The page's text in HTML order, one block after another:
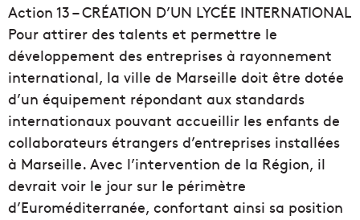
Action 13 – CRÉATION D’UN LYCÉE INTERNATIONAL
Pour attirer des talents et permettre le
développement des entreprises à rayonnement
international, la ville de Marseille doit être dotée
d’un équipement répondant aux standards
internationaux pouvant accueillir les enfants de
collaborateurs étrangers d’entreprises installées
à Marseille. Avec l’intervention de la Région, il
devrait voir le jour sur le périmètre
d’Euroméditerranée, confortant ainsi sa position